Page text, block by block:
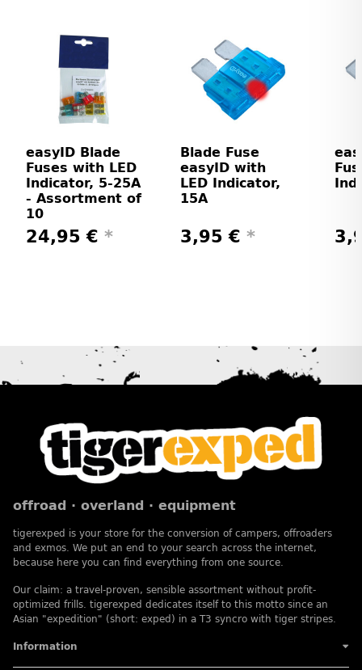
easyID Blade
Fuses with LED
Indicator, 5-25A
- Assortment of
10
24,95 € *
Blade Fuse
easyID with
LED Indicator,
15A
3,95 € *
offroad · overland · equipment
tigerexped is your store for the conversion of campers, offroaders
and exmos. We put an end to your search across the internet,
because here you can find everything from one source.
Our claim: a travel-proven, sensible assortment without profit-
optimized frills. tigerexped dedicates itself to this motto since an
Asian "expedition" (short: exped) in a T3 syncro with tiger stripes.
Information